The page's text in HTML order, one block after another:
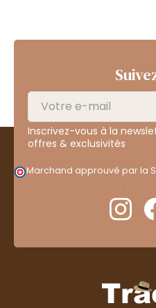
Inscrivez-vous à la
offres & exclusivités
Marchand approuvé par la
.